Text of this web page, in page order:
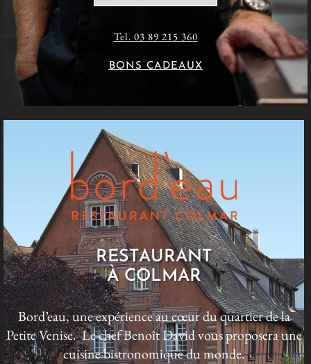
RESTAURANT
À COLMAR
Bord’eau, une expérience au cœur du quartier de la
Petite Venise. Le chef Benoît David vous proposera une
cuisine bistronomique du monde.
Tel. 03 89 215 360
BONS CADEAUX